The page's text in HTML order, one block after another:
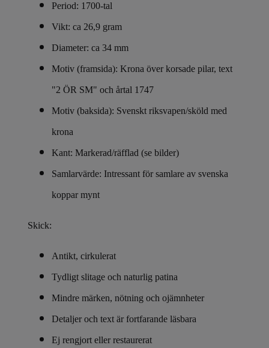
Period: 1700-tal
Vikt: ca 26,9 gram
Diameter: ca 34 mm
Motiv (framsida): Krona över korsade pilar, text
"2 ÖR SM" och årtal 1747
Motiv (baksida): Svenskt riksvapen/sköld med
krona
Kant: Markerad/räfflad (se bilder)
Samlarvärde: Intressant för samlare av svenska
koppar mynt
Skick:
Antikt, cirkulerat
Tydligt slitage och naturlig patina
Mindre märken, nötning och ojämnheter
Detaljer och text är fortfarande läsbara
Ej rengjort eller restaurerat